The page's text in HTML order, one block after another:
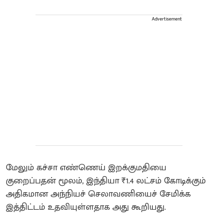
Advertisement
மேலும் கச்சா எண்ணெய் இறக்குமதியை
குறைப்பதன் மூலம், இந்தியா ₹1.4 லட்சம் கோடிக்கும்
அதிகமான அந்நியச் செலாவணியைச் சேமிக்க
இத்திட்டம் உதவியுள்ளதாக அது கூறியது.